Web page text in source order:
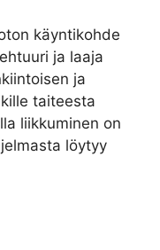
käyntikohde
ja laaja
ja
taiteesta
liikkuminen on
löytyy